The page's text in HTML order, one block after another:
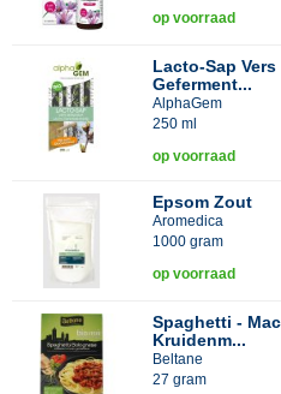
op voorraad
Lacto-Sap
Geferment...
AlphaGem
250 ml
op voorraad
Epsom Zout
Aromedica
1000 gram
op voorraad
Spaghetti -
Kruidenm...
Beltane
27 gram